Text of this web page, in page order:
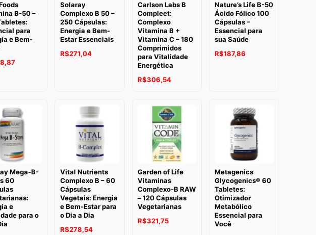
B-50 –
para
e Bem-
Solaray
Complexo B 50 –
250 Cápsulas:
Energia e Bem-
Estar Essenciais
R$271,04
Carlson Labs B
Compleet:
Complexo
Vitamina B +
Vitamina C – 180
Comprimidos
para Vitalidade
Energética
R$306,54
Nature’s Life B-50
Ácido Fólico 100
Cápsulas –
Essencial para
sua Saúde
R$187,86
Mega-B-
60
e
para o
Vital Nutrients
Complexo B – 60
Cápsulas
Vegetais: Energia
e Bem-Estar para
o Dia a Dia
R$278,54
Garden of Life
Vitaminas
Complexo-B RAW
– 120 Cápsulas
Vegetarianas
R$321,75
Metagenics
Glycogenics® 60
Tabletes:
Otimizador
Metabólico
Essencial para
Você